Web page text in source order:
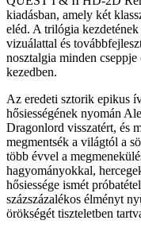
kiadásban, amely két
eléd. A trilógia
vizuálattal és
nosztalgia minden
kezedben.
Az eredeti sztorik epikus
hősiességének nyomán
Dragonlord visszatért, és
megmentsék a világtól a
több évvel a
hagyományokkal,
hősiessége ismét
százszázalékos élményt
örökségét tiszteletben